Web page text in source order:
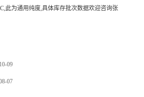
此为通用纯度,具体库存批次数据欢迎咨询张
09
07